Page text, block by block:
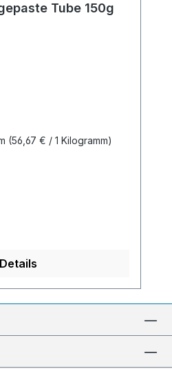
Tube 150g
(56,67 € / 1 Kilogramm)
Details